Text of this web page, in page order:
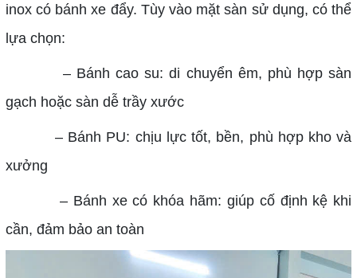
inox có bánh xe đẩy. Tùy vào mặt sàn sử dụng, có thể
lựa chọn:
– Bánh cao su: di chuyển êm, phù hợp sàn
gạch hoặc sàn dễ trầy xước
– Bánh PU: chịu lực tốt, bền, phù hợp kho và
xưởng
– Bánh xe có khóa hãm: giúp cố định kệ khi
cần, đảm bảo an toàn